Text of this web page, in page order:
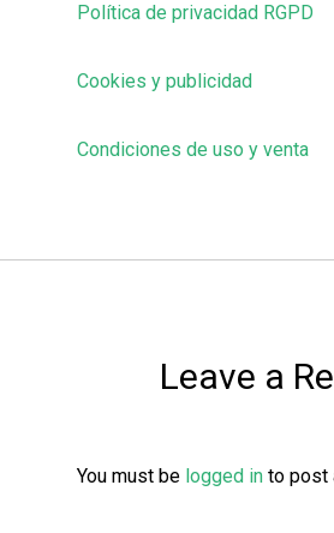
Política de privacidad RGPD
Cookies y publicidad
Condiciones de uso y venta
Leave a
You must be logged in to post